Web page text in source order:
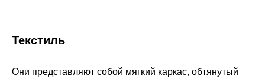
Текстиль
Они представляют собой мягкий каркас, обтянутый